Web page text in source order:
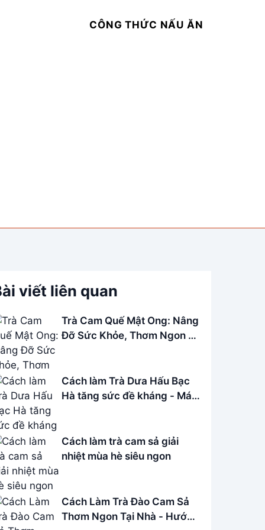
CÔNG THỨC NẤU ĂN
viết liên quan
Trà Cam Quế Mật Ong: Nâng
Đỡ Sức Khỏe, Thơm Ngon Bổ
Cách làm Trà Dưa Hấu Bạc
Hà tăng sức đề kháng - Mát
Cách làm trà cam sả giải
nhiệt mùa hè siêu ngon
Cách Làm Trà Đào Cam Sả
Thơm Ngon Tại Nhà - Hướng